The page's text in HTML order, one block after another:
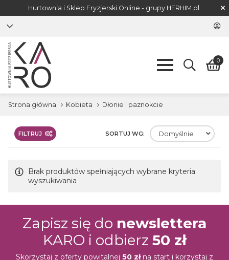
Hurtownia i Sklep Fryzjerski Online - grupy HERHIM.pl
0
Strona główna Kobieta Dłonie i paznokcie
FILTRUJ SORTUJ WG: Domyślnie
Brak produktów spełniających wybrane kryteria
wyszukiwania
Zapisz się do newslettera
KARO i odbierz 50 zł
Skorzystaj z oferty powitalnej 50 złna start i korzystaj z